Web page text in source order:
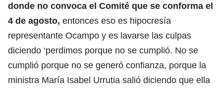
donde no convoca el Comité que se conforma el
4 de agosto, entonces eso es hipocresía
representante Ocampo y es lavarse las culpas
diciendo ‘perdimos porque no se cumplió. No se
cumplió porque no se generó confianza, porque la
ministra María Isabel Urrutia salió diciendo que ella